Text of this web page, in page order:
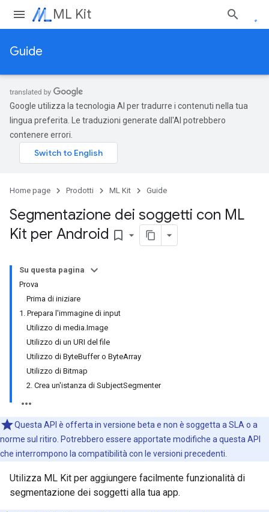
ML Kit
Guide
Google utilizza la tecnologia AI per tradurre i contenuti nella tua
lingua preferita. Le traduzioni generate dall'AI potrebbero
contenere errori.
Home page Prodotti ML Kit Guide
Segmentazione dei soggetti con ML
Kit per Android bookmark_border
Su questa pagina
Prova
Prima di iniziare
1. Prepara l'immagine di input
Utilizzo di media.Image
Utilizzo di un URI del file
Utilizzo di ByteBuffer o ByteArray
Utilizzo di Bitmap
2. Crea un'istanza di SubjectSegmenter
Questa API è offerta in versione beta e non è soggetta a SLA o a
norme sul ritiro. Potrebbero essere apportate modifiche a questa API
che interrompono la compatibilità con le versioni precedenti.
Utilizza ML Kit per aggiungere facilmente funzionalità di
segmentazione dei soggetti alla tua app.